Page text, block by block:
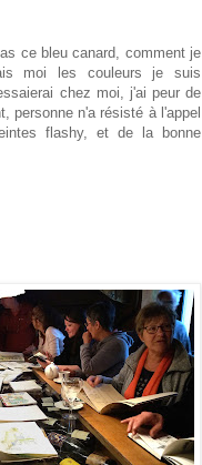
ce bleu canard, comment je
moi les couleurs je suis
chez moi, j'ai peur de
personne n'a résisté à l'appel
flashy, et de la bonne